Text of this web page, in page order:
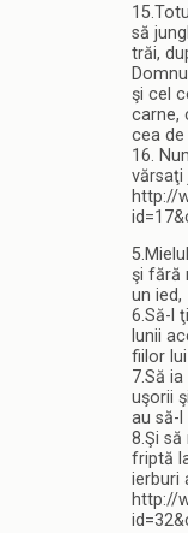
să
trăi,
şi cel
carne,
cea de
16.
vărsaţi
http://
şi fără
un ied,
6.Să-l
lunii
fiilor
7.Să
uşorii
au să-l
8.Şi
friptă
ierburi
http://